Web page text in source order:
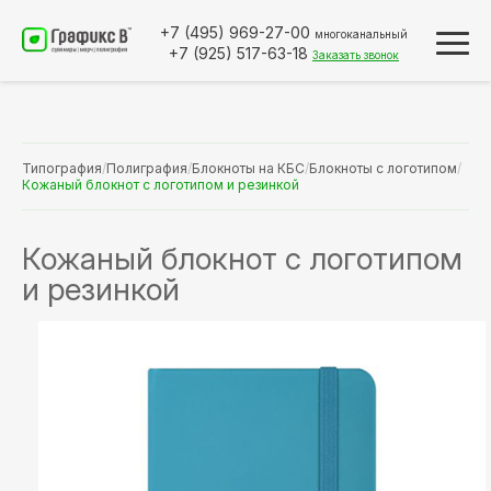
+7 (495) 969-27-00 многоканальный
+7 (925) 517-63-18 Заказать звонок
Типография/Полиграфия/Блокноты на КБС/Блокноты с логотипом/
Кожаный блокнот с логотипом и резинкой
Кожаный блокнот с логотипом
и резинкой